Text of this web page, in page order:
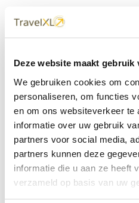
Deze website maakt gebruik
We gebruiken cookies om
personaliseren, om functies
en om ons websiteverkeer te
informatie over uw gebruik
partners voor social media,
partners kunnen deze
informatie die u aan ze heeft
verzameld op basis van uw
dichtbij
Met 60+ verkooppunten in
met onze XL Travelcenters,
TravelXL@Home en deze
klaar.
• Ontzorgen van A-Z •
Bespaar tijd en stress
TravelXL